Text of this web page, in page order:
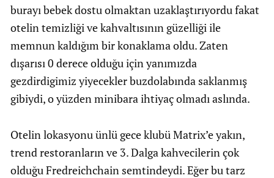
burayı bebek dostu olmaktan uzaklaştırıyordu fakat
otelin temizliği ve kahvaltısının güzelliği ile
memnun kaldığım bir konaklama oldu. Zaten
dışarısı 0 derece olduğu için yanımızda
gezdirdigimiz yiyecekler buzdolabında saklanmış
gibiydi, o yüzden minibara ihtiyaç olmadı aslında.
Otelin lokasyonu ünlü gece klubü Matrix’e yakın,
trend restoranların ve 3. Dalga kahvecilerin çok
olduğu Fredreichchain semtindeydi. Eğer bu tarz